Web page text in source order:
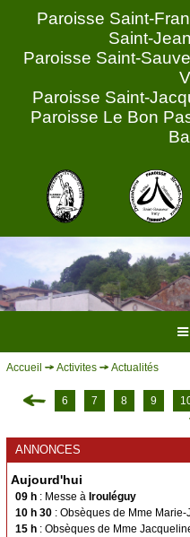
Paroisse Saint-
Saint-
Paroisse Saint-
Paroisse Saint-
Paroisse Le Bon
Accueil Activites Actualités
6 7 8 9
ANNONCES
Aujourd'hui
09 h: Messe à Irouléguy
10 h 30: Obsèques de Mme Marie-
15 h: Obsèques de Mme